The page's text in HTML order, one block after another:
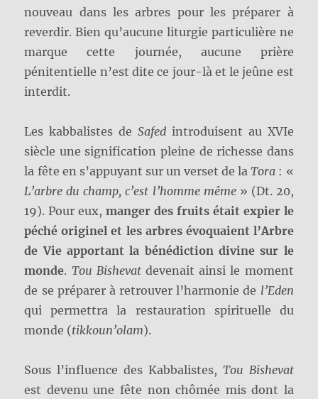
nouveau dans les arbres pour les préparer à
reverdir. Bien qu’aucune liturgie particulière ne
marque cette journée, aucune prière
pénitentielle n’est dite ce jour-là et le jeûne est
interdit.
Les kabbalistes de Safed introduisent au XVIe
siècle une signification pleine de richesse dans
la fête en s’appuyant sur un verset de laTora : «
L’arbre du champ, c’est l’homme même» (Dt. 20,
19). Pour eux,manger des fruits était expier le
péché originel et les arbres évoquaient l’Arbre
de Vie apportant la bénédiction divine sur le
monde. Tou Bishevatdevenait ainsi le moment
de se préparer à retrouver l’harmonie de l’Eden
qui permettra la restauration spirituelle du
monde (tikkoun’olam).
Sous l’influence des Kabbalistes, Tou Bishevat
est devenu une fête non chômée mis dont la